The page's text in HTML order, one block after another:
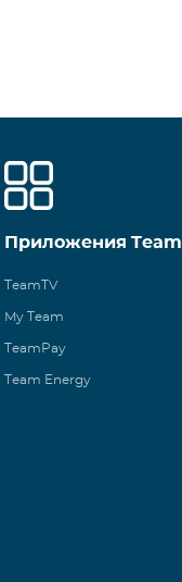
Приложения Team
TeamTV
My Team
TeamPay
Team Energy